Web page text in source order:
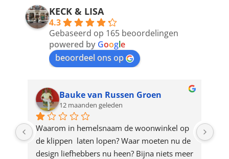
address
product
KECK & LISA
4.3
Gebaseerd op 165 beoordelingen
powered by Google
beoordeel ons op
Bauke van Russen Groen
12 maanden geleden
Waarom in hemelsnaam de woonwinkel op
de klippen  laten lopen? Waar moeten nu de
design liefhebbers nu heen? Bijna niets meer